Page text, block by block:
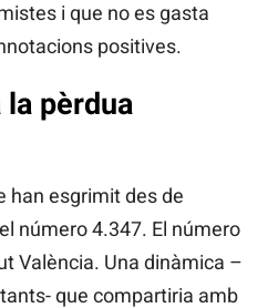
i que no es gasta
positives.
pèrdua
han esgrimit des de
número 4.347. El número
València. Una dinàmica –
que compartiria amb